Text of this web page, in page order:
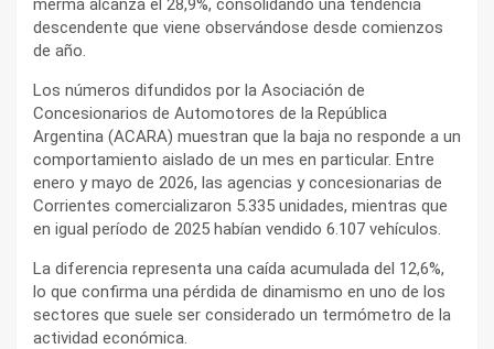
merma alcanza el 28,9%, consolidando una tendencia
descendente que viene observándose desde comienzos
de año.
Los números difundidos por la Asociación de
Concesionarios de Automotores de la República
Argentina (ACARA) muestran que la baja no responde a un
comportamiento aislado de un mes en particular. Entre
enero y mayo de 2026, las agencias y concesionarias de
Corrientes comercializaron 5.335 unidades, mientras que
en igual período de 2025 habían vendido 6.107 vehículos.
La diferencia representa una caída acumulada del 12,6%,
lo que confirma una pérdida de dinamismo en uno de los
sectores que suele ser considerado un termómetro de la
actividad económica.